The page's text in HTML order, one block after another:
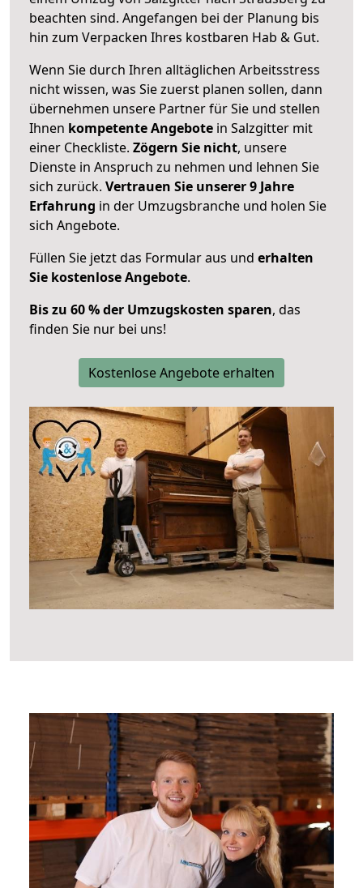
beachten sind. Angefangen bei der Planung bis
hin zum Verpacken Ihres kostbaren Hab & Gut.
Wenn Sie durch Ihren alltäglichen Arbeitsstress
nicht wissen, was Sie zuerst planen sollen, dann
übernehmen unsere Partner für Sie und stellen
Ihnen kompetente Angebote in Salzgitter mit
einer Checkliste. Zögern Sie nicht, unsere
Dienste in Anspruch zu nehmen und lehnen Sie
sich zurück. Vertrauen Sie unserer 9 Jahre
Erfahrung in der Umzugsbranche und holen Sie
sich Angebote.
Füllen Sie jetzt das Formular aus und erhalten
Sie kostenlose Angebote.
Bis zu 60 % der Umzugskosten sparen, das
finden Sie nur bei uns!
Kostenlose Angebote erhalten